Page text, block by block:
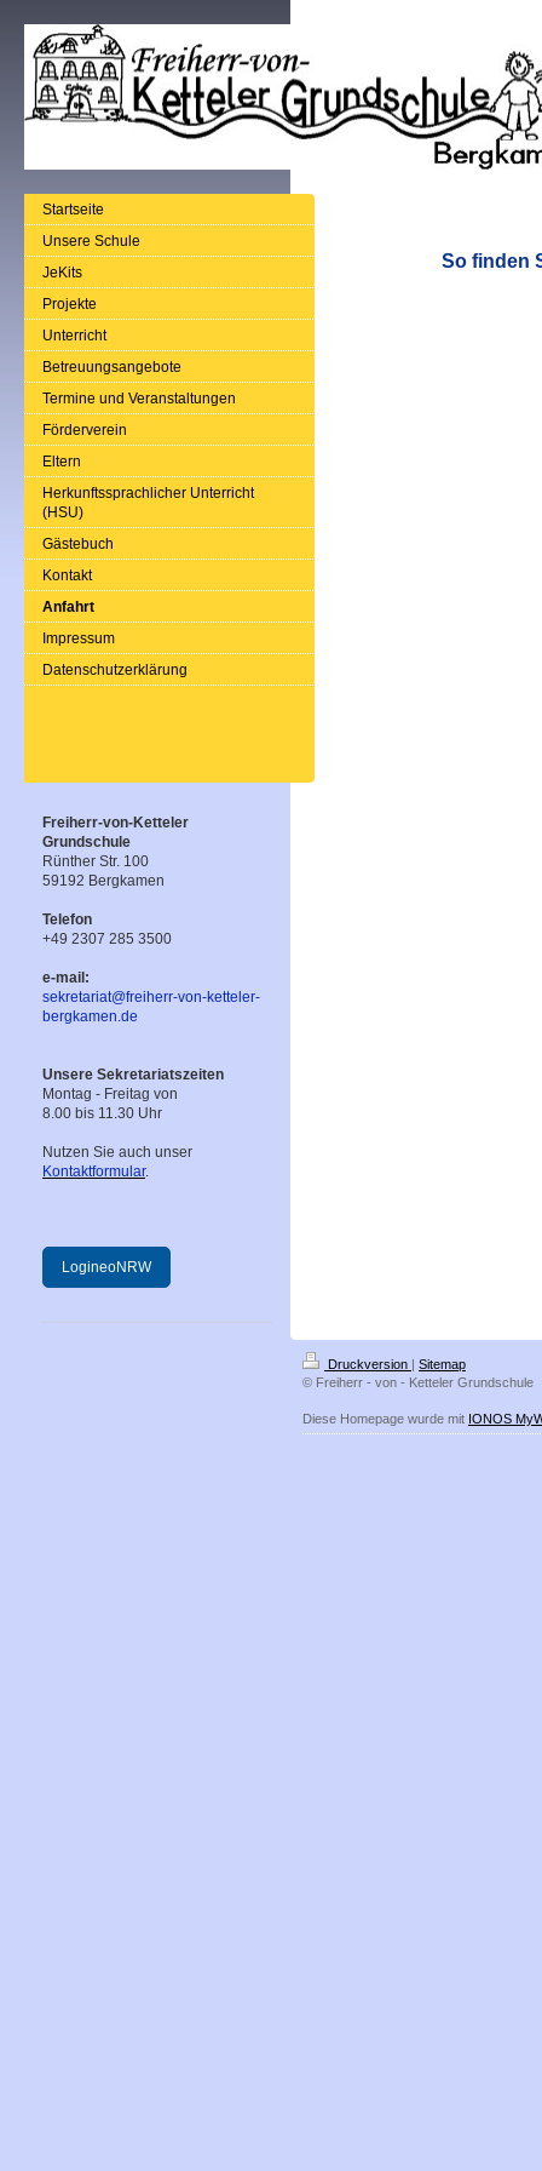
So finden
Startseite
Unsere Schule
JeKits
Projekte
Unterricht
Betreuungsangebote
Termine und Veranstaltungen
Förderverein
Eltern
Herkunftssprachlicher Unterricht
(HSU)
Gästebuch
Kontakt
Anfahrt
Impressum
Datenschutzerklärung
Freiherr-von-Ketteler
Grundschule
Rünther Str. 100
59192 Bergkamen
Telefon
+49 2307 285 3500
e-mail:
sekretariat@freiherr-von-ketteler-
bergkamen.de
Unsere Sekretariatszeiten
Montag - Freitag von
8.00 bis 11.30 Uhr
Nutzen Sie auch unser
Kontaktformular.
LogineoNRW
Druckversion | Sitemap
© Freiherr - von - Ketteler Grundschule
Diese Homepage wurde mit IONOS